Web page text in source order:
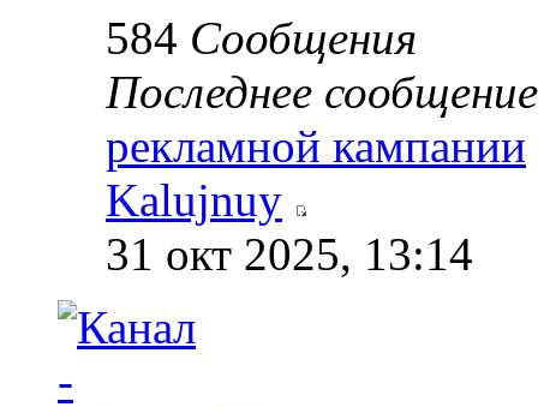
584 Сообщения
Последнее сообщение
рекламной кампании
Kalujnuy
31 окт 2025, 13:14